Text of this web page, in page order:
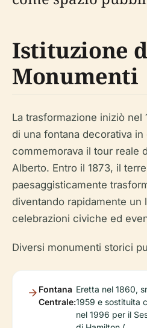
Istituzione
Monumenti
La trasformazione iniziò
di una fontana decorativa in
commemorava il tour reale
Alberto. Entro il 1873, il
paesaggisticamente
diventando rapidamente un
celebrazioni civiche ed
Diversi monumenti storici
Fontana
Centrale:
Eretta nel 1860,
1959 e sostituita
nel 1996 per il